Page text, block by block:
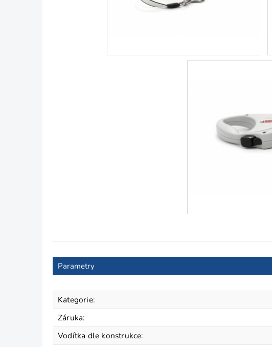
Parametry
Kategorie:
Záruka:
Vodítka dle konstrukce: